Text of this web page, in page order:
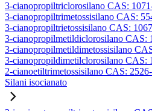
3-cianopropiltriclorosilano CAS:
3-cianopropiltrimetossisilano CAS:
3-cianopropiltrietossisilano CAS:
3-cianopropilmetildiclorosilano CAS:
3-cianopropilmetildimetossisilano
3-cianopropildimetilclorosilano CAS:
2-cianoetiltrimetossisilano CAS:
Silani isocianato